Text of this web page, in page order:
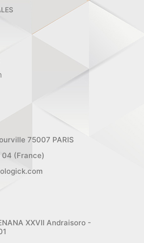
75007 PARIS
(France)
XXVII Andraisoro -